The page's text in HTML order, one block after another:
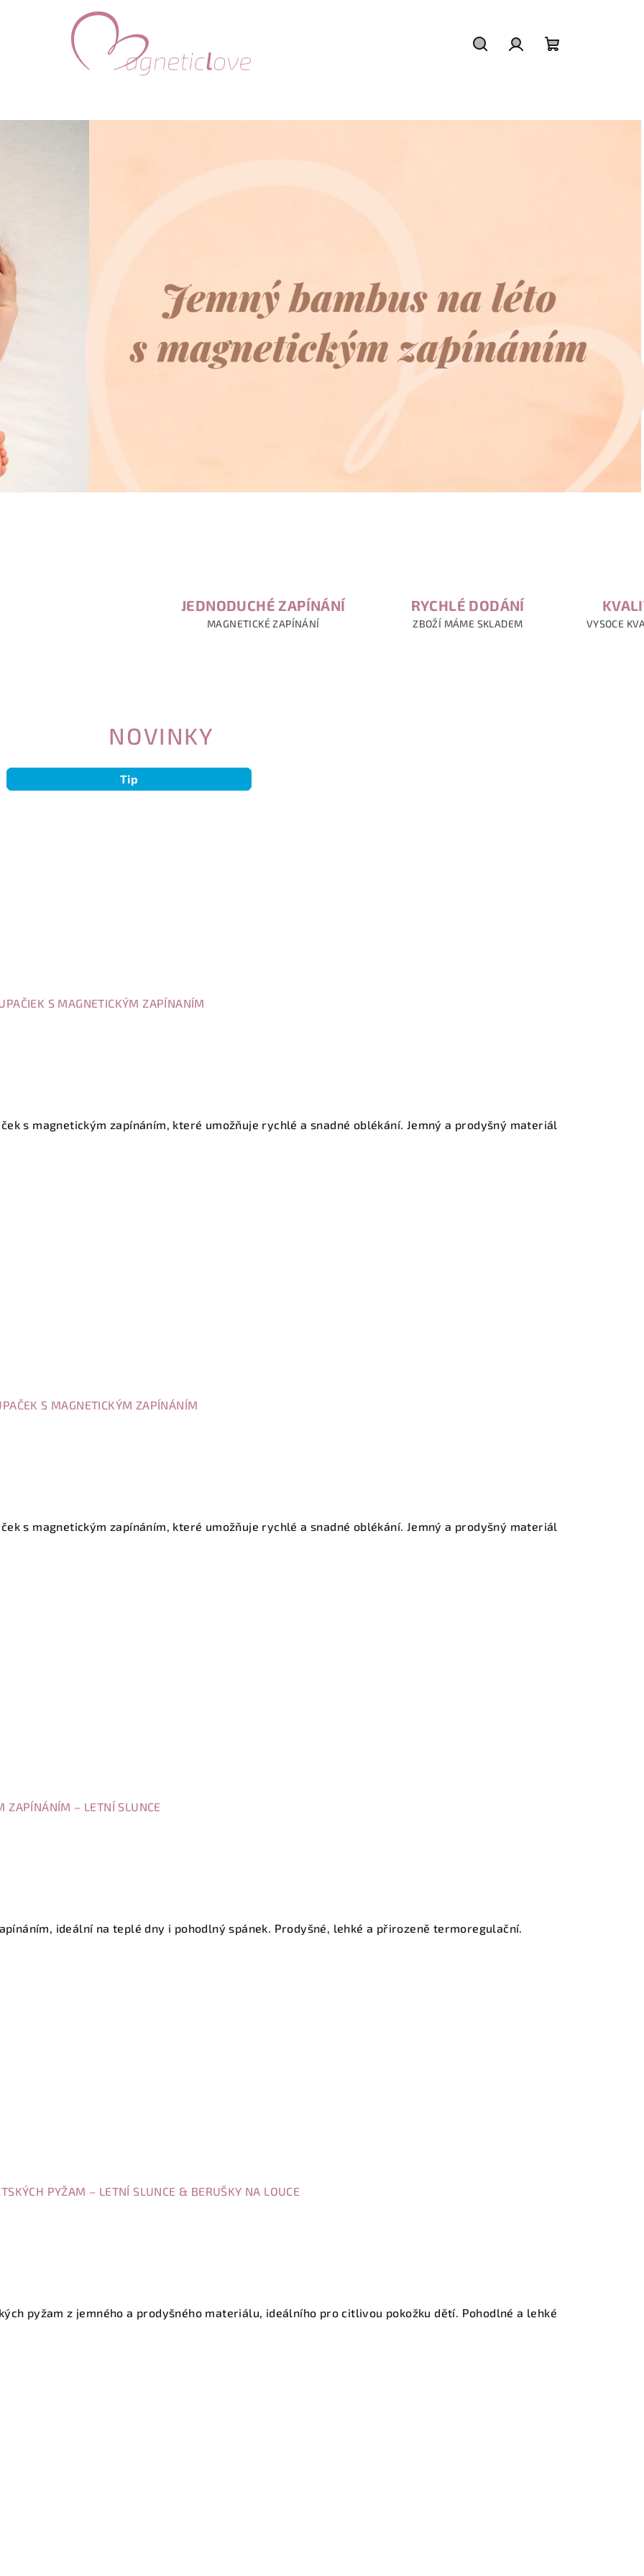
JEDNODUCHÉ ZAPÍNÁNÍ
MAGNETICKÉ ZAPÍNÁNÍ
RYCHLÉ DODÁNÍ
ZBOŽÍ MÁME SKLADEM VYSOCE
NOVINKY
S MAGNETICKÝM ZAPÍNANÍM
s magnetickým zapínáním, které umožňuje rychlé a snadné oblékání. Jemný a prodyšný materiál
S MAGNETICKÝM ZAPÍNÁNÍM
s magnetickým zapínáním, které umožňuje rychlé a snadné oblékání. Jemný a prodyšný materiál
Tip
ZAPÍNÁNÍM – LETNÍ SLUNCE
ideální na teplé dny i pohodlný spánek. Prodyšné, lehké a přirozeně termoregulační.
PYŽAM – LETNÍ SLUNCE & BERUŠKY NA LOUCE
pyžam z jemného a prodyšného materiálu, ideálního pro citlivou pokožku dětí. Pohodlné a lehké
Tip
Tip
Tip
Tip